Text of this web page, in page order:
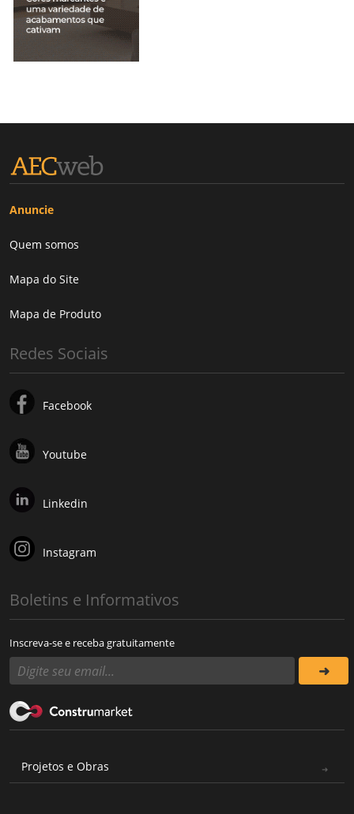
Anuncie
Quem somos
Mapa do Site
Mapa de Produto
Redes Sociais
Facebook
Youtube
Linkedin
Instagram
Boletins e Informativos
Inscreva-se e receba gratuitamente
Projetos e Obras